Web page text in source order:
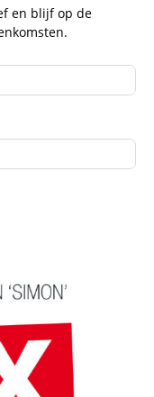
en blijf op de